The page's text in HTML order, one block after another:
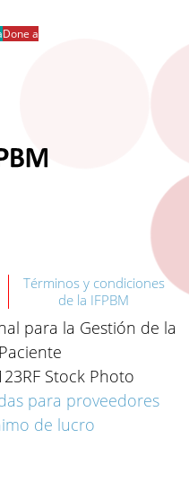
Done a
Términos y condiciones
de la IFPBM
para la Gestión de la
Stock Photo
para proveedores
de lucro